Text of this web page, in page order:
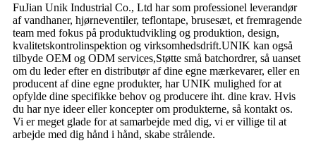
FuJian Unik Industrial Co., Ltd har som professionel leverandør
af vandhaner, hjørneventiler, teflontape, brusesæt, et fremragende
team med fokus på produktudvikling og produktion, design,
kvalitetskontrolinspektion og virksomhedsdrift.UNIK kan også
tilbyde OEM og ODM services,Støtte små batchordrer, så uanset
om du leder efter en distributør af dine egne mærkevarer, eller en
producent af dine egne produkter, har UNIK mulighed for at
opfylde dine specifikke behov og producere iht. dine krav. Hvis
du har nye ideer eller koncepter om produkterne, så kontakt os.
Vi er meget glade for at samarbejde med dig, vi er villige til at
arbejde med dig hånd i hånd, skabe strålende.